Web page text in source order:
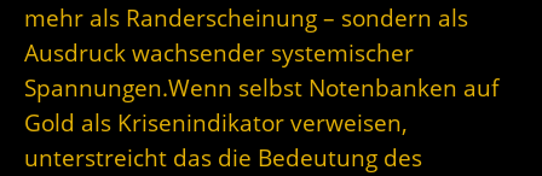
mehr als Randerscheinung – sondern als
Ausdruck wachsender systemischer
Spannungen.Wenn selbst Notenbanken auf
Gold als Krisenindikator verweisen,
unterstreicht das die Bedeutung des